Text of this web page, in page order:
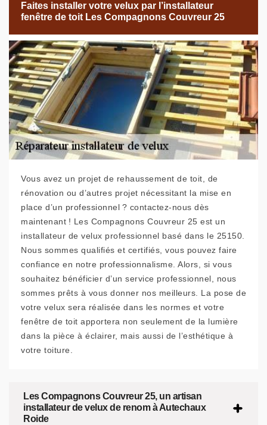
Faites installer votre velux par l’installateur
fenêtre de toit Les Compagnons Couvreur 25
Vous avez un projet de rehaussement de toit, de
rénovation ou d’autres projet nécessitant la mise en
place d’un professionnel ? contactez-nous dès
maintenant ! Les Compagnons Couvreur 25 est un
installateur de velux professionnel basé dans le 25150.
Nous sommes qualifiés et certifiés, vous pouvez faire
confiance en notre professionnalisme. Alors, si vous
souhaitez bénéficier d’un service professionnel, nous
sommes prêts à vous donner nos meilleurs. La pose de
votre velux sera réalisée dans les normes et votre
fenêtre de toit apportera non seulement de la lumière
dans la pièce à éclairer, mais aussi de l’esthétique à
votre toiture.
Les Compagnons Couvreur 25, un artisan
installateur de velux de renom à Autechaux
Roide